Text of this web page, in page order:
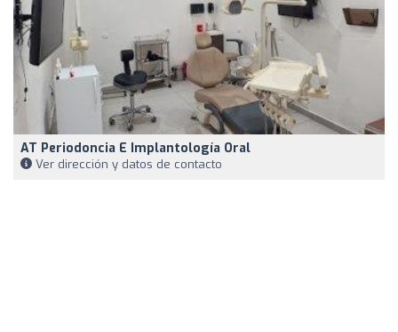
AT Periodoncia E Implantología Oral
Ver dirección y datos de contacto